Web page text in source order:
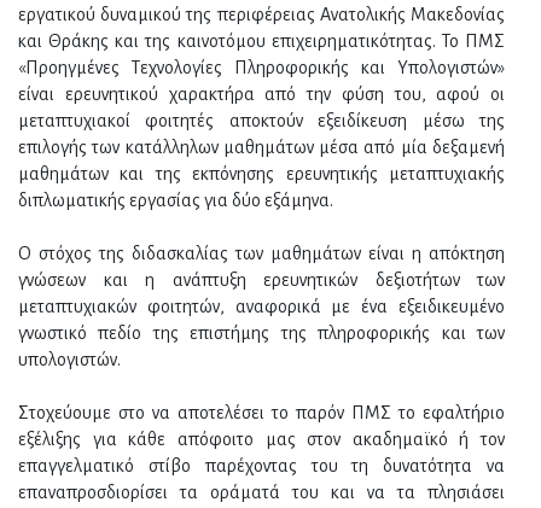
εργατικού δυναμικού της περιφέρειας Ανατολικής Μακεδονίας
και Θράκης και της καινοτόμου επιχειρηματικότητας. Το ΠΜΣ
«Προηγμένες Τεχνολογίες Πληροφορικής και Υπολογιστών»
είναι ερευνητικού χαρακτήρα από την φύση του, αφού οι
μεταπτυχιακοί φοιτητές αποκτούν εξειδίκευση μέσω της
επιλογής των κατάλληλων μαθημάτων μέσα από μία δεξαμενή
μαθημάτων και της εκπόνησης ερευνητικής μεταπτυχιακής
διπλωματικής εργασίας για δύο εξάμηνα.
Ο στόχος της διδασκαλίας των μαθημάτων είναι η απόκτηση
γνώσεων και η ανάπτυξη ερευνητικών δεξιοτήτων των
μεταπτυχιακών φοιτητών, αναφορικά με ένα εξειδικευμένο
γνωστικό πεδίο της επιστήμης της πληροφορικής και των
υπολογιστών.
Στοχεύουμε στο να αποτελέσει το παρόν ΠΜΣ το εφαλτήριο
εξέλιξης για κάθε απόφοιτο μας στον ακαδημαϊκό ή τον
επαγγελματικό στίβο παρέχοντας του τη δυνατότητα να
επαναπροσδιορίσει τα οράματά του και να τα πλησιάσει